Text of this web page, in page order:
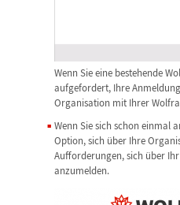
Wenn Sie eine bestehende
aufgefordert, Ihre
Organisation mit Ihrer
Wenn Sie sich schon einmal
Option, sich über Ihre
Aufforderungen, sich über
anzumelden.